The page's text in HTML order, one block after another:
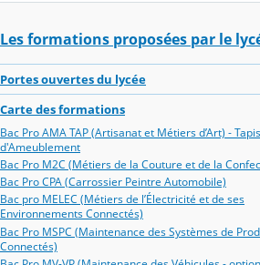
Les formations proposées par le
Portes ouvertes du lycée
Carte des formations
Bac Pro AMA TAP (Artisanat et Métiers d’Art) -
d'Ameublement
Bac Pro M2C (Métiers de la Couture et de la
Bac Pro CPA (Carrossier Peintre Automobile)
Bac pro MELEC (Métiers de l’Électricité et de ses
Environnements Connectés)
Bac Pro MSPC (Maintenance des Systèmes de
Connectés)